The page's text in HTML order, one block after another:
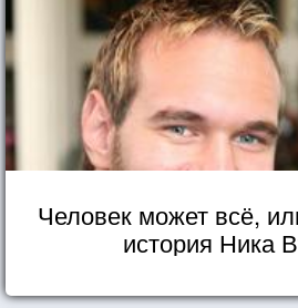
Человек может всё,
история Ника